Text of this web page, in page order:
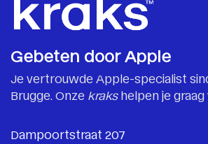
Gebeten door Apple
Je vertrouwde Apple-specialist
Brugge. Onze krakshelpen je graag
Dampoortstraat 207